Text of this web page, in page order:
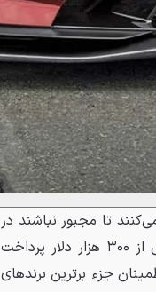
را انتخاب می‌کنند تا مجبور نباشند در
گردهمایی‌ها به همه توضیح دهند که چرا برای خرید یک موستانگ بیش از ۳۰۰ هزار دلار پرداخت
جزء برترین برندهای